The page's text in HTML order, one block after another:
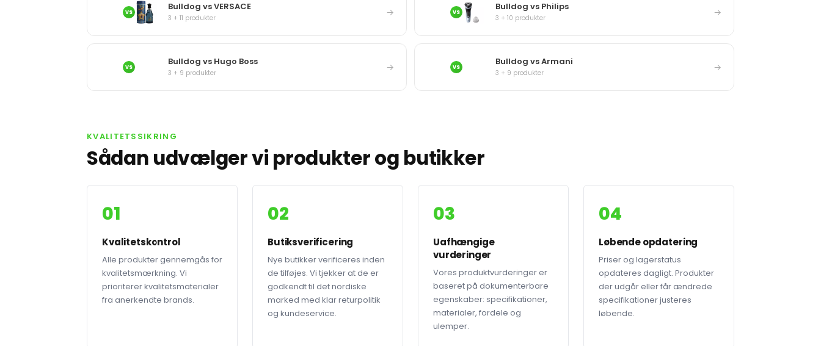
VS Bulldog vs VERSACE
3 + 11 produkter → VS Bulldog vs Philips
3 + 10 produkter →
VS Bulldog vs Hugo Boss
3 + 9 produkter → VS Bulldog vs Armani
3 + 9 produkter →
KVALITETSSIKRING
Sådan udvælger vi produkter og butikker
01
Kvalitetskontrol
Alle produkter gennemgås for
kvalitetsmærkning. Vi
prioriterer kvalitetsmaterialer
fra anerkendte brands.
02
Butiksverificering
Nye butikker verificeres inden
de tilføjes. Vi tjekker at de er
godkendt til det nordiske
marked med klar returpolitik
og kundeservice.
03
Uafhængige
vurderinger
Vores produktvurderinger er
baseret på dokumenterbare
egenskaber: specifikationer,
materialer, fordele og
ulemper.
04
Løbende opdatering
Priser og lagerstatus
opdateres dagligt. Produkter
der udgår eller får ændrede
specifikationer justeres
løbende.